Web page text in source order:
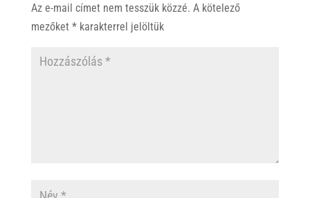
Az e-mail címet nem tesszük közzé. A kötelező
mezőket *karakterrel jelöltük